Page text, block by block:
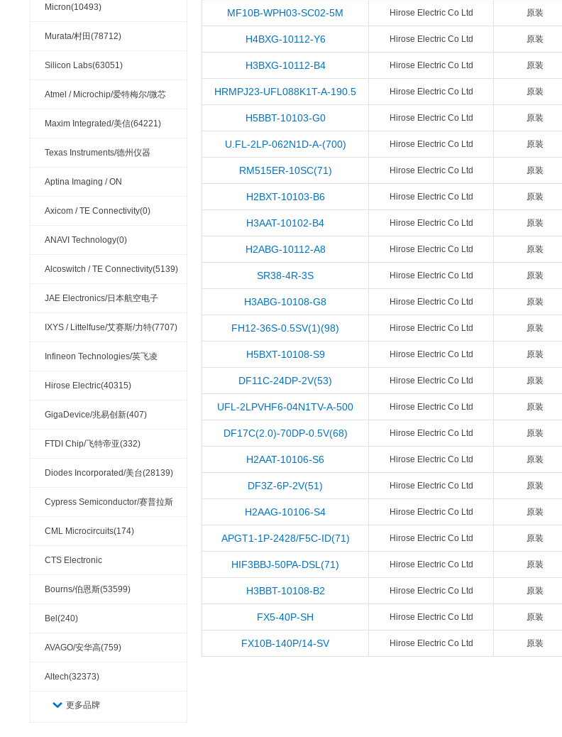
Micron(10493)
Murata/村田(78712)
Silicon Labs(63051)
Atmel / Microchip/爱特梅尔/微芯
(4876)
Maxim Integrated/美信(64221)
Texas Instruments/德州仪器
(121624)
Aptina Imaging / ON
Semiconductor(148)
Axicom / TE Connectivity(0)
ANAVI Technology(0)
Alcoswitch / TE Connectivity(5139)
JAE Electronics/日本航空电子
(5811)
IXYS / Littelfuse/艾赛斯/力特(7707)
Infineon Technologies/英飞凌
(33756)
Hirose Electric(40315)
GigaDevice/兆易创新(407)
FTDI Chip/飞特帝亚(332)
Diodes Incorporated/美台(28139)
Cypress Semiconductor/赛普拉斯
(23945)
CML Microcircuits(174)
CTS Electronic
Components(59297)
Bourns/伯恩斯(53599)
Bel(240)
AVAGO/安华高(759)
Altech(32373)
更多品牌
MF10B-WPH03-SC02-5M Hirose Electric Co Ltd 原装
H4BXG-10112-Y6 Hirose Electric Co Ltd 原装
H3BXG-10112-B4 Hirose Electric Co Ltd 原装
HRMPJ23-UFL088K1T-A-190.5 Hirose Electric Co Ltd 原装
H5BBT-10103-G0 Hirose Electric Co Ltd 原装
U.FL-2LP-062N1D-A-(700) Hirose Electric Co Ltd 原装
RM515ER-10SC(71) Hirose Electric Co Ltd 原装
H2BXT-10103-B6 Hirose Electric Co Ltd 原装
H3AAT-10102-B4 Hirose Electric Co Ltd 原装
H2ABG-10112-A8 Hirose Electric Co Ltd 原装
SR38-4R-3S Hirose Electric Co Ltd 原装
H3ABG-10108-G8 Hirose Electric Co Ltd 原装
FH12-36S-0.5SV(1)(98) Hirose Electric Co Ltd 原装
H5BXT-10108-S9 Hirose Electric Co Ltd 原装
DF11C-24DP-2V(53) Hirose Electric Co Ltd 原装
UFL-2LPVHF6-04N1TV-A-500 Hirose Electric Co Ltd 原装
DF17C(2.0)-70DP-0.5V(68) Hirose Electric Co Ltd 原装
H2AAT-10106-S6 Hirose Electric Co Ltd 原装
DF3Z-6P-2V(51) Hirose Electric Co Ltd 原装
H2AAG-10106-S4 Hirose Electric Co Ltd 原装
APGT1-1P-2428/F5C-ID(71) Hirose Electric Co Ltd 原装
HIF3BBJ-50PA-DSL(71) Hirose Electric Co Ltd 原装
H3BBT-10108-B2 Hirose Electric Co Ltd 原装
FX5-40P-SH Hirose Electric Co Ltd 原装
FX10B-140P/14-SV Hirose Electric Co Ltd 原装